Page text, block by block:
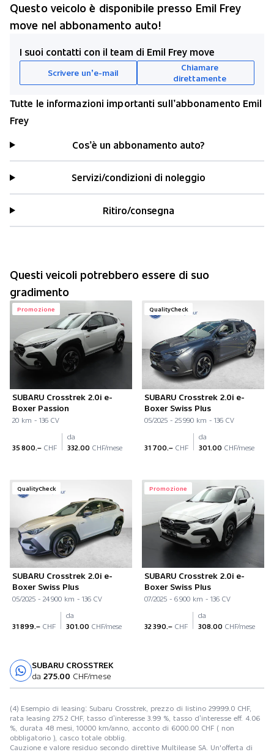
Questo veicolo è disponibile presso Emil Frey
move nel abbonamento auto!
I suoi contatti con il team di Emil Frey move
Scrivere un’e-mail
Chiamare
direttamente
Tutte le informazioni importanti sull’abbonamento Emil
Frey
Cos’è un abbonamento auto?
Servizi/condizioni di noleggio
Ritiro/consegna
Questi veicoli potrebbero essere di suo
gradimento
Promozione
SUBARU Crosstrek 2.0i e-
Boxer Passion
20 km - 136 CV
35 800.– CHF
da
332.00 CHF/mese
QualityCheck
SUBARU Crosstrek 2.0i e-
Boxer Swiss Plus
05/2025 - 25 990 km - 136 CV
31 700.– CHF
da
301.00 CHF/mese
QualityCheck
SUBARU Crosstrek 2.0i e-
Boxer Swiss Plus
05/2025 - 24 900 km - 136 CV
31 899.– CHF
da
301.00 CHF/mese
Promozione
SUBARU Crosstrek 2.0i e-
Boxer Swiss Plus
07/2025 - 6 900 km - 136 CV
32 390.– CHF
da
308.00 CHF/mese
SUBARU CROSSTREK
da 275.00 CHF/mese
(4) Esempio di leasing: Subaru Crosstrek, prezzo di listino 29999.0 CHF,
rata leasing 275.2 CHF, tasso d’interesse 3.99 %, tasso d’interesse eff. 4.06
%, durata 48 mesi, 10000 km/anno, acconto di 6000.00 CHF ( non
obbligatorio ), casco totale obblig.
Cauzione e valore residuo secondo direttive Multilease SA. Un'offerta di